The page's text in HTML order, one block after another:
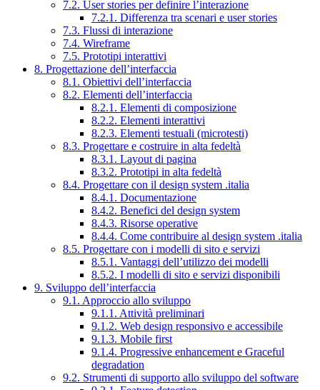
7.2. User stories per definire l’interazione
7.2.1. Differenza tra scenari e user stories
7.3. Flussi di interazione
7.4. Wireframe
7.5. Prototipi interattivi
8. Progettazione dell’interfaccia
8.1. Obiettivi dell’interfaccia
8.2. Elementi dell’interfaccia
8.2.1. Elementi di composizione
8.2.2. Elementi interattivi
8.2.3. Elementi testuali (microtesti)
8.3. Progettare e costruire in alta fedeltà
8.3.1. Layout di pagina
8.3.2. Prototipi in alta fedeltà
8.4. Progettare con il design system .italia
8.4.1. Documentazione
8.4.2. Benefici del design system
8.4.3. Risorse operative
8.4.4. Come contribuire al design system .italia
8.5. Progettare con i modelli di sito e servizi
8.5.1. Vantaggi dell’utilizzo dei modelli
8.5.2. I modelli di sito e servizi disponibili
9. Sviluppo dell’interfaccia
9.1. Approccio allo sviluppo
9.1.1. Attività preliminari
9.1.2. Web design responsivo e accessibile
9.1.3. Mobile first
9.1.4. Progressive enhancement e Graceful
degradation
9.2. Strumenti di supporto allo sviluppo del software